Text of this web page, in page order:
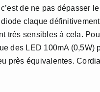
de ne pas dépasser
claque
très sensibles à cela.
des LED 100mA (0,5W)
près équivalentes.